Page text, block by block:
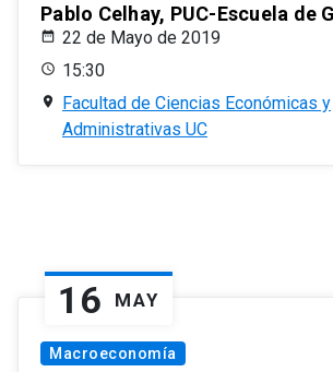
Pablo Celhay, PUC-Escuela de
22 de Mayo de 2019
15:30
Facultad de Ciencias Económicas y
Administrativas UC
16 MAY
Macroeconomía